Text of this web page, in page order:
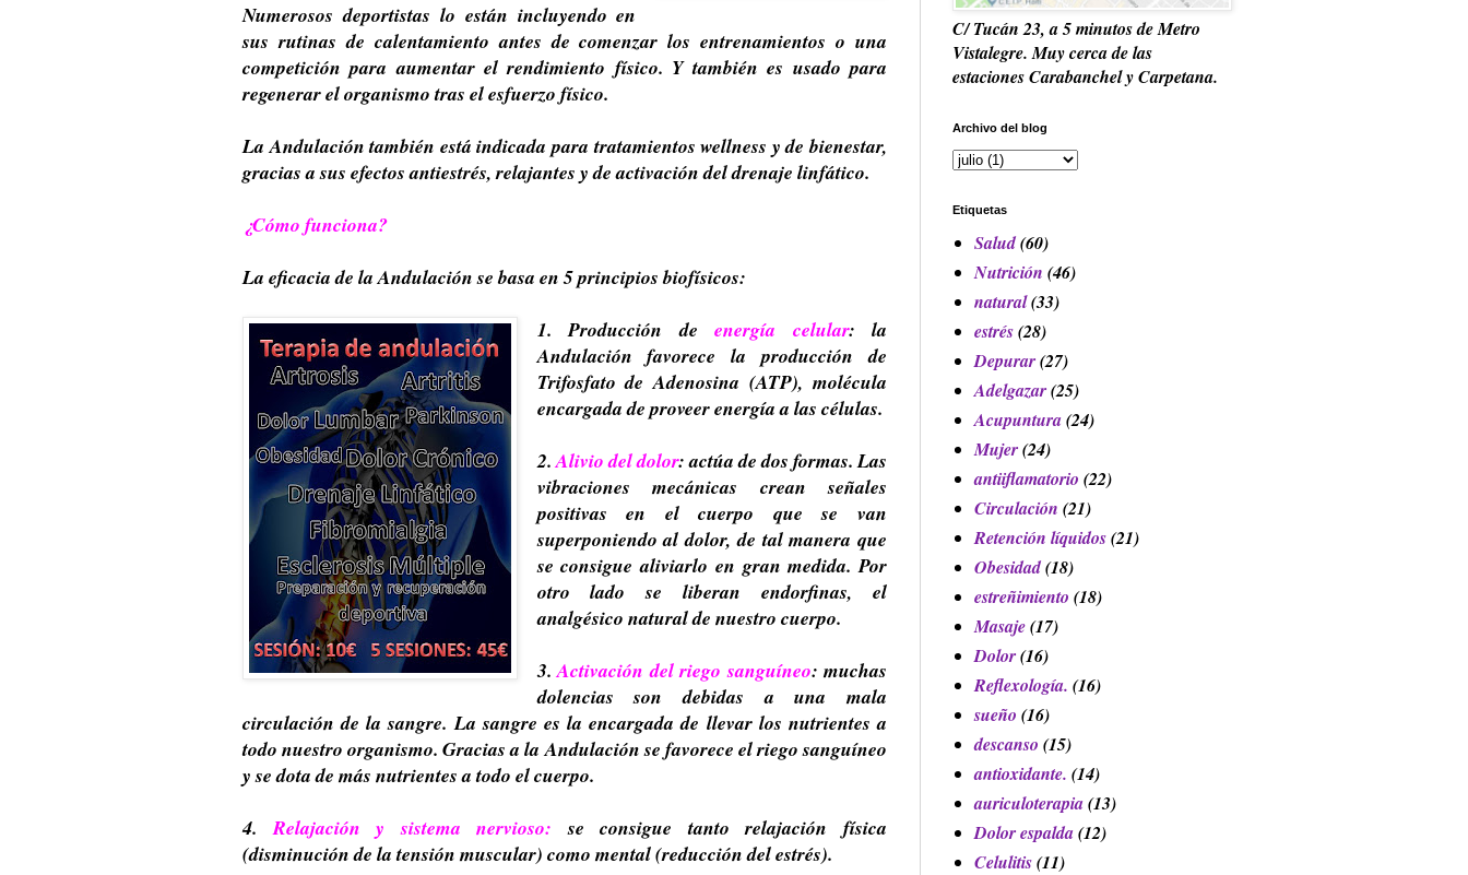
Numerososdeportistas lo están incluyendo en
sus rutinas de calentamiento antes de comenzar los entrenamientos o una
competición para aumentar el rendimiento físico. Y también es usado para
regenerar el organismo tras el esfuerzo físico.
La Andulación también está indicada para tratamientos wellness y de bienestar,
gracias a sus efectos antiestrés, relajantes y de activación del drenaje linfático.
¿Cómo funciona?
La eficacia de la Andulación se basa en 5 principios biofísicos:
1.
Producción deenergía celular: la
Andulación favorece la producción de
Trifosfato de Adenosina (ATP), molécula
encargada de proveer energía a las células.
2.Alivio del dolor:actúa de dos formas. Las
vibraciones mecánicas crean señales
positivas en el cuerpo que se van
superponiendo al dolor, de tal manera que
se consigue aliviarlo en gran medida. Por
otro lado se liberan endorfinas, el
analgésico natural de nuestro cuerpo.
3. Activación del riego sanguíneo: muchas
dolencias son debidas a una mala
circulación de la sangre. La sangre es la encargada de llevar los nutrientes a
todo nuestro organismo. Gracias a la Andulación se favorece el riego sanguíneo
y se dota de más nutrientes a todo el cuerpo.
4.
Relajación y sistema nervioso: se consigue tanto relajación física
(disminución de la tensión muscular) como mental (reducción del estrés).
C/ Tucán 23, a 5 minutos de Metro
Vistalegre. Muy cerca de las
estaciones Carabanchel y Carpetana.
Archivo del blog
Etiquetas
Salud(60)
Nutrición (46)
natural(33)
estrés(28)
Depurar(27)
Adelgazar(25)
Acupuntura(24)
Mujer(24)
antiiflamatorio (22)
Circulación (21)
Retención líquidos(21)
Obesidad(18)
estreñimiento (18)
Masaje(17)
Dolor(16)
Reflexología. (16)
sueño (16)
descanso (15)
antioxidante. (14)
auriculoterapia(13)
Dolor espalda(12)
Celulitis(11)